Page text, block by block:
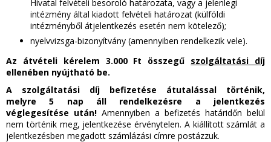
Hivatal felvételi besoroló határozata, vagy a jelenlegi
intézmény által kiadott felvételi határozat (külföldi
intézményből átjelentkezés esetén nem kötelező);
nyelvvizsga-bizonyítvány (amennyiben rendelkezik vele).
Az átvételi kérelem 3.000 Ft összegű szolgáltatási díj
ellenében nyújtható be.
A szolgáltatási díj befizetése átutalással történik,
melyre 5 nap áll rendelkezésre a jelentkezés
véglegesítése után! Amennyiben a befizetés határidőn belül
nem történik meg, jelentkezése érvénytelen. A kiállított számlát a
jelentkezésben megadott számlázási címre postázzuk.